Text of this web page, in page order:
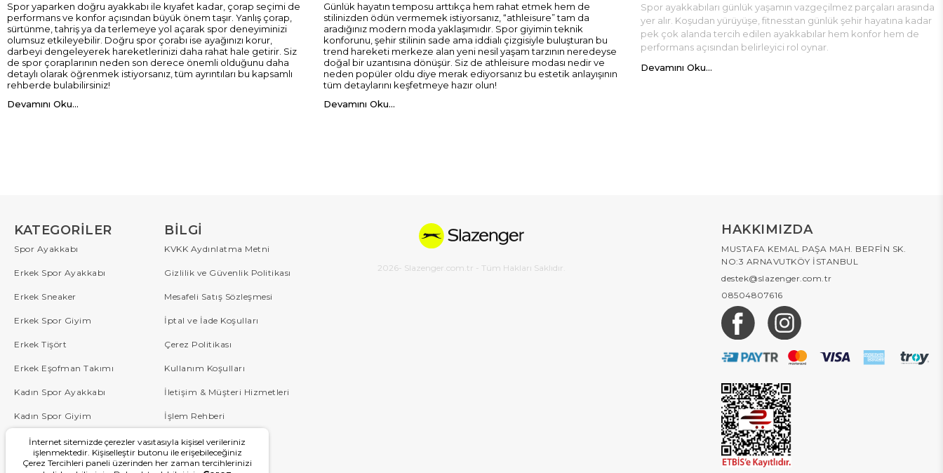
Spor yaparken doğru ayakkabı ile kıyafet kadar, çorap seçimi de
performans ve konfor açısından büyük önem taşır. Yanlış çorap,
sürtünme, tahriş ya da terlemeye yol açarak spor deneyiminizi
olumsuz etkileyebilir. Doğru spor çorabı ise ayağınızı korur,
darbeyi dengeleyerek hareketlerinizi daha rahat hale getirir. Siz
de spor çoraplarının neden son derece önemli olduğunu daha
detaylı olarak öğrenmek istiyorsanız, tüm ayrıntıları bu kapsamlı
rehberde bulabilirsiniz!
Devamını Oku...
Günlük hayatın temposu arttıkça hem rahat etmek hem de
stilinizden ödün vermemek istiyorsanız, “athleisure” tam da
aradığınız modern moda yaklaşımıdır. Spor giyimin teknik
konforunu, şehir stilinin sade ama iddialı çizgisiyle buluşturan bu
trend hareketi merkeze alan yeni nesil yaşam tarzının neredeyse
doğal bir uzantısına dönüşür. Siz de athleisure modası nedir ve
neden popüler oldu diye merak ediyorsanız bu estetik anlayışının
tüm detaylarını keşfetmeye hazır olun!
Devamını Oku...
Spor ayakkabıları günlük yaşamın vazgeçilmez parçaları arasında
yer alır. Koşudan yürüyüşe, fitnesstan günlük şehir hayatına kadar
pek çok alanda tercih edilen ayakkabılar hem konfor hem de
performans açısından belirleyici rol oynar.
Devamını Oku...
KATEGORILER
Spor Ayakkabı
Erkek Spor Ayakkabı
Erkek Sneaker
Erkek Spor Giyim
Erkek Tişört
Erkek Eşofman Takımı
Kadın Spor Ayakkabı
Kadın Spor Giyim
Çocuk
Blog
BILGI
KVKK Aydınlatma Metni
Gizlilik ve Güvenlik Politikası
Mesafeli Satış Sözleşmesi
İptal ve İade Koşulları
Çerez Politikası
Kullanım Koşulları
İletişim & Müşteri Hizmetleri
İşlem Rehberi
Sipariş Takip
Sıkça Sorulan Sorular
2026- Slazenger.com.tr - Tüm Hakları Saklıdır.
HAKKIMIZDA
MUSTAFA KEMAL PAŞA MAH. BERFİN SK.
NO:3 ARNAVUTKÖY İSTANBUL
destek@slazenger.com.tr
08504807616
İnternet sitemizde çerezler vasıtasıyla kişisel verileriniz
işlenmektedir. Kişiselleştir butonu ile erişebileceğiniz
Çerez Tercihleri paneli üzerinden her zaman tercihlerinizi